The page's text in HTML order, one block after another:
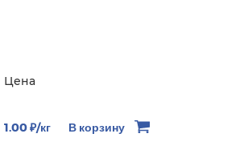
Цена
1.00 ₽/кг В корзину